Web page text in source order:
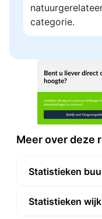
categorie.
Meer over deze
Statistieken
Statistieken